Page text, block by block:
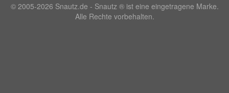
© 2005-2026 Snautz.de - Snautz ® ist eine eingetragene Marke.
Alle Rechte vorbehalten.